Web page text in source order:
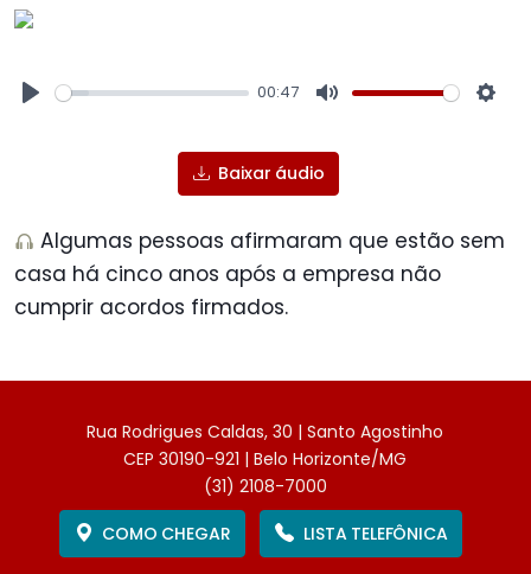
00:47
Baixar áudio
Algumas pessoas afirmaram que estão sem
casa há cinco anos após a empresa não
cumprir acordos firmados.
Rua Rodrigues Caldas, 30 | Santo Agostinho
CEP 30190-921 | Belo Horizonte/MG
(31) 2108-7000
COMO CHEGAR
LISTA TELEFÔNICA